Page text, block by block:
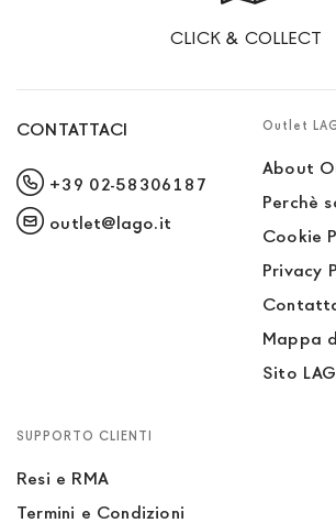
CLICK & COLLECT
CONTATTACI
+39 02-58306187
outlet@lago.it
Outlet
About
Perchè
Cookie
Privacy
Mappa
Sito
SUPPORTO CLIENTI
Resi e RMA
Termini e Condizioni